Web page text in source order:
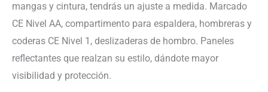
mangas y cintura, tendrás un ajuste a medida. Marcado
CE Nivel AA, compartimento para espaldera, hombreras y
coderas CE Nivel 1, deslizaderas de hombro. Paneles
reflectantes que realzan su estilo, dándote mayor
visibilidad y protección.